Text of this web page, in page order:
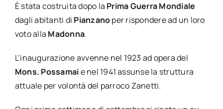
È stata costruita dopo la Prima Guerra Mondiale
dagli abitanti di Pianzanoper rispondere ad un loro
voto alla Madonna.
L’inaugurazione avvenne nel 1923 ad opera del
Mons. Possamaie nel 1941 assunse la struttura
attuale per volontà del parroco Zanetti.